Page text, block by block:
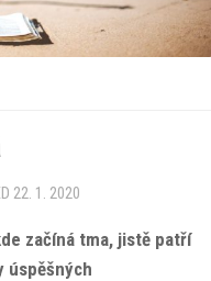
22. 1. 2020
začíná tma, jistě patří
úspěšných